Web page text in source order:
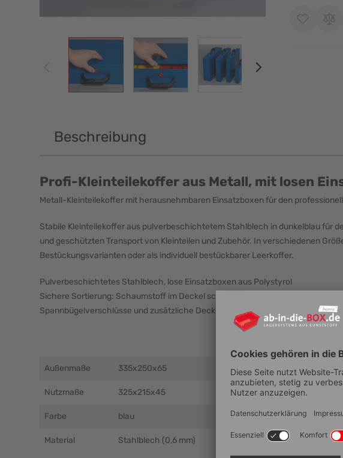
View larger imageView larger image
Beschreibung
Profi-Kleinteilekoffer aus Metall, mit losen
Metall-Kleinteilekoffer mit herausnehmbaren Einsatzboxen für den
Stabile Kleinteilekoffer aus pulverbeschichtetem Stahlblech in dunkelblau für
und geschützten Transport von Kleinteilen und Zubehör. In verschiedenen
Bestückungsvarianten oder als individuell bestückbarer Leerkoffer.
Pulverbeschichtetes Stahlblech, lose Einsatzboxen aus Polystyrol
Sichere Sortierung: Schaumstoff im Deckel schließt fest mit Einsätzen ab
Spannbügelverschlüsse und zusätzliche Deckelsicherung
Außenmaße 335x250x65
Nutzmaße 325x215x45
Farbe blau
Material Stahlblech (0,6 mm)